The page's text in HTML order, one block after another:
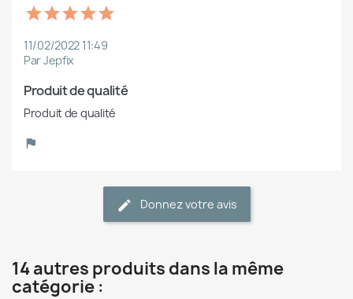
11/02/2022 11:49
Par Jepfix
Produit de qualité
Produit de qualité
Donnez votre avis
14 autres produits dans la même
catégorie :